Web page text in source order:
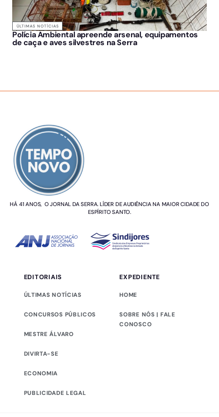
ÚLTIMAS NOTÍCIAS
Polícia Ambiental apreende arsenal, equipamentos
de caça e aves silvestres na Serra
HÁ 41 ANOS, O JORNAL DA SERRA. LÍDER DE AUDIÊNCIA NA MAIOR CIDADE DO
ESPÍRITO SANTO.
EDITORIAIS
ÚLTIMAS NOTÍCIAS
CONCURSOS PÚBLICOS
MESTRE ÁLVARO
DIVIRTA-SE
ECONOMIA
PUBLICIDADE LEGAL
EXPEDIENTE
HOME
SOBRE NÓS | FALE
CONOSCO